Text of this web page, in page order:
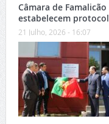
Câmara de
estabelecem
21 Julho, 2026 - 16:07